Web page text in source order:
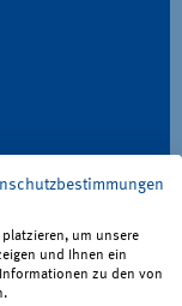
um unsere
und Ihnen ein
zu den von